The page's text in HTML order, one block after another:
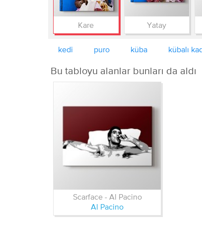
Kare Yatay
kedi puro küba kübalı
Bu tabloyu alanlar bunları da aldı
Scarface - Al Pacino
Al Pacino